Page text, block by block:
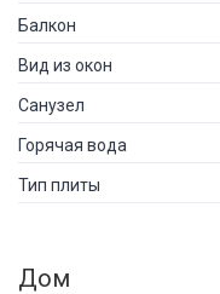
Балкон
Вид из окон
Санузел
Горячая вода
Тип плиты
Дом